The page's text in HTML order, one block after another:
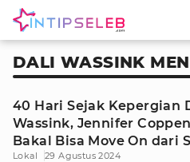
DALI WASSINK
40 Hari Sejak Kepergian
Wassink, Jennifer
Bakal Bisa Move On dari
Lokal 29 Agustus 2024